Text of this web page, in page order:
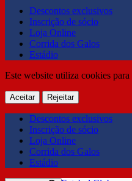
Descontos exclusivos
Inscrição de sócio
Loja Online
Corrida dos Galos
Estádio
Este website utiliza cookies
Aceitar Rejeitar
Descontos exclusivos
Inscrição de sócio
Loja Online
Corrida dos Galos
Estádio